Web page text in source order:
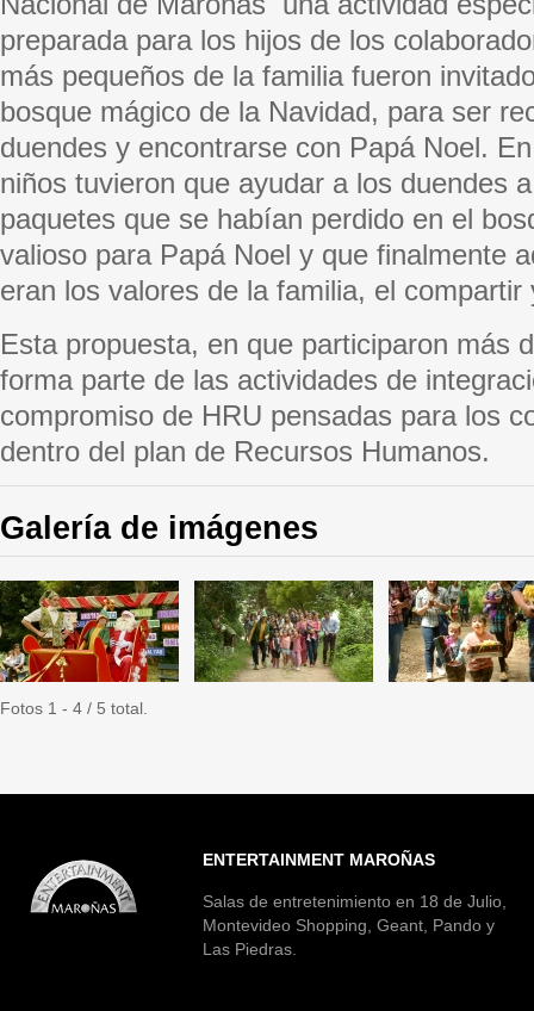
preparada para los hijos de los
más pequeños de la familia fueron
bosque mágico de la Navidad, para ser
duendes y encontrarse con Papá Noel.
niños tuvieron que ayudar a los duendes
paquetes que se habían perdido en el
valioso para Papá Noel y que finalmente
eran los valores de la familia, el
Esta propuesta, en que participaron más
forma parte de las actividades de
compromiso de HRU pensadas para los
dentro del plan de Recursos Humanos.
Galería de imágenes
Fotos 1 - 4 / 5 total.
ENTERTAINMENT MAROÑAS
Salas de entretenimiento en 18 de Julio,
Montevideo Shopping, Geant, Pando y
Las Piedras.